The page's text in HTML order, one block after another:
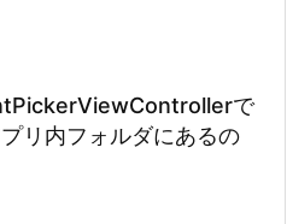
で
リ内フォルダにあるの